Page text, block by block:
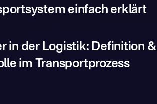
einfach erklärt
in der Logistik: Definition &
im Transportprozess